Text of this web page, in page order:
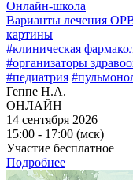
Онлайн-школа
Варианты лечения
картины
#клиническая
#организаторы
#педиатрия
Геппе Н.А.
ОНЛАЙН
14 сентября 2026
15:00 - 17:00 (мск)
Участие бесплатное
Подробнее